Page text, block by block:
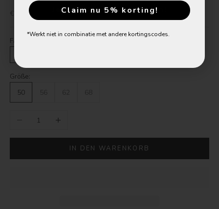
Angebot
€49,99
Farbe:
Größe:
50
Anzahl verringernAnzahl erhöhen
IN DEN WARENKORB
Jetzt 5% Rabatt sichern!
Claim nu 5% korting!
*Werkt niet in combinatie met andere kortingscodes.